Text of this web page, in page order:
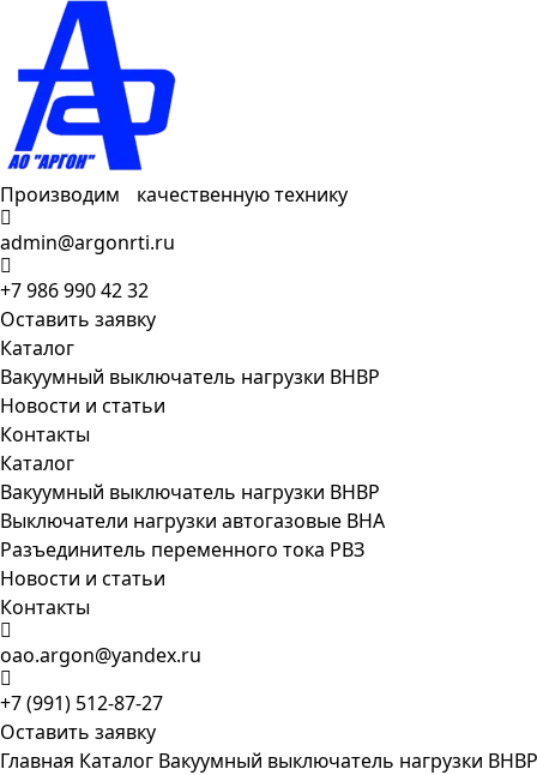
Производим качественную технику
admin@argonrti.ru
+7 986 990 42 32
Оставить заявку
Каталог
Вакуумный выключатель нагрузки ВНВР
Новости и статьи
Контакты
Каталог
Вакуумный выключатель нагрузки ВНВР
Выключатели нагрузки автогазовые ВНА
Разъединитель переменного тока РВЗ
Новости и статьи
Контакты
oao.argon@yandex.ru
+7 (991) 512-87-27
Оставить заявку
Главная Каталог Вакуумный выключатель нагрузки ВНВР